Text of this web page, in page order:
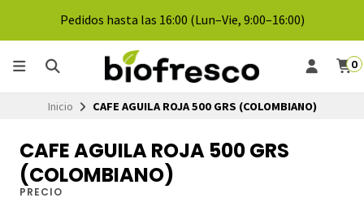
Pedidos hasta las 16:00 (Lun–Vie, 9:00–16:00)
0
Inicio CAFE AGUILA ROJA 500 GRS (COLOMBIANO)
CAFE AGUILA ROJA 500 GRS
(COLOMBIANO)
PRECIO